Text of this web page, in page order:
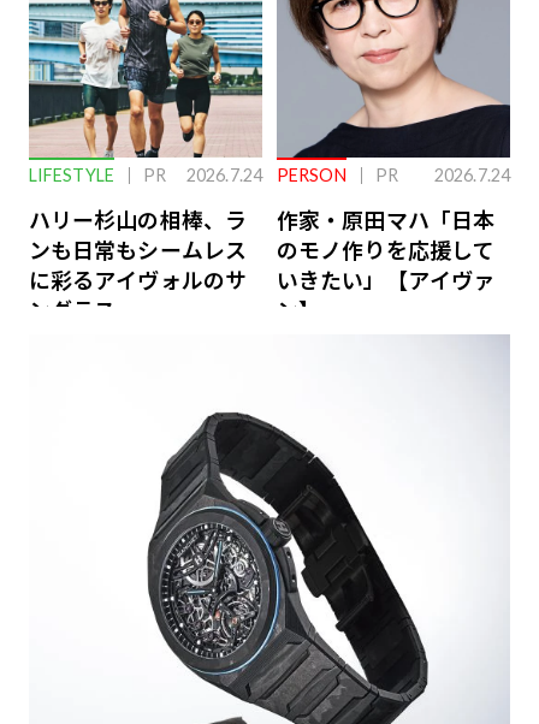
LIFESTYLE PR 2026.7.24
ハリー杉山の相棒、ラ
ンも日常もシームレス
に彩るアイヴォルのサ
ングラス
PERSON PR 2026.7.24
作家・原田マハ「日本
のモノ作りを応援して
いきたい」【アイヴァ
ン】